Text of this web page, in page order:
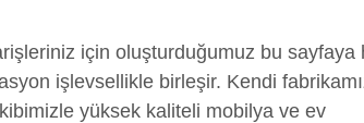
için oluşturduğumuz bu sayfaya
işlevsellikle birleşir. Kendi
yüksek kaliteli mobilya ve ev